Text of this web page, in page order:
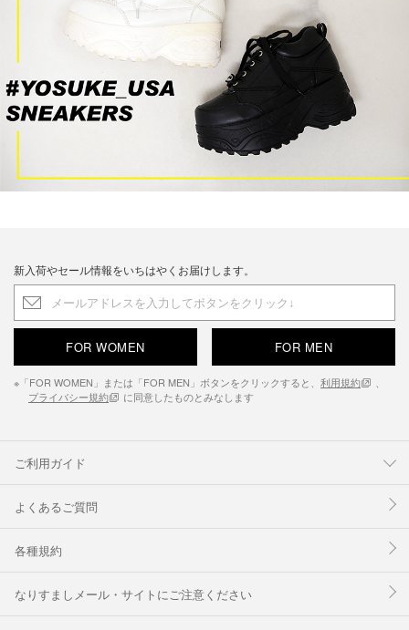
新入荷やセール情報をいちはやくお届けします。
FOR WOMEN FOR MEN
※「FOR WOMEN」または「FOR MEN」ボタンをクリックすると、 利用規約
、
プライバシー規約
に同意したものとみなします
ご利用ガイド
よくあるご質問
各種規約
なりすましメール・サイトにご注意ください